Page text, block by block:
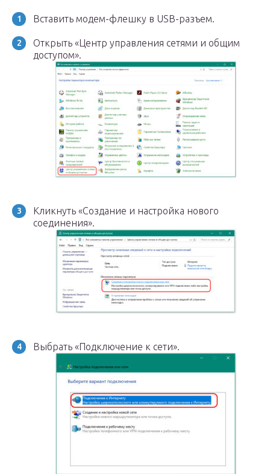
Вставить модем-флешку в USB-разъем.
Открыть «Центр управления сетями и общим
доступом».
Кликнуть «Создание и настройка нового
соединения».
Выбрать «Подключение к сети».